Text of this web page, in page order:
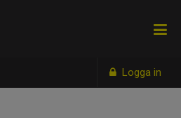
Logga in